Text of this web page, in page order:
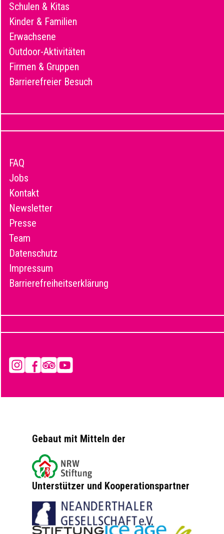
Schulen & Kitas
Kinder & Familien
Erwachsene
Outdoor-Aktivitäten
Firmen & Gruppen
Barrierefreier Besuch
FAQ
Jobs
Kontakt
Newsletter
Presse
Team
Datenschutz
Impressum
Barrierefreiheitserklärung
InstagramFacebook
Tripadvisor
YouTube
Gebaut mit Mitteln der
Unterstützer und Kooperationspartner